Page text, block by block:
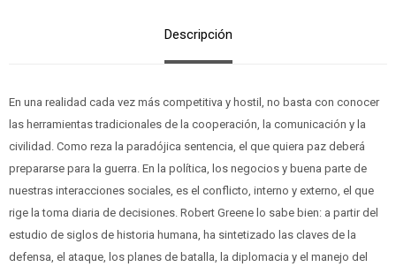
Descripción
En una realidad cada vez más competitiva y hostil, no basta con conocer
las herramientas tradicionales de la cooperación, la comunicación y la
civilidad. Como reza la paradójica sentencia, el que quiera paz deberá
prepararse para la guerra. En la política, los negocios y buena parte de
nuestras interacciones sociales, es el conflicto, interno y externo, el que
rige la toma diaria de decisiones. Robert Greene lo sabe bien: a partir del
estudio de siglos de historia humana, ha sintetizado las claves de la
defensa, el ataque, los planes de batalla, la diplomacia y el manejo del